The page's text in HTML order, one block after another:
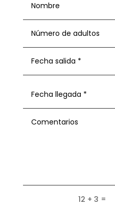
12 + 3 =